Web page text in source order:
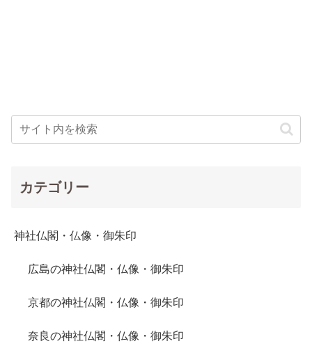
カテゴリー
神社仏閣・仏像・御朱印
広島の神社仏閣・仏像・御朱印
京都の神社仏閣・仏像・御朱印
奈良の神社仏閣・仏像・御朱印